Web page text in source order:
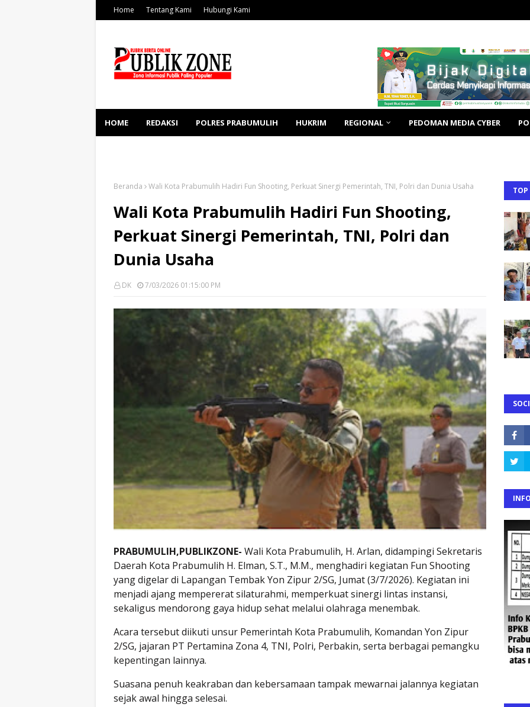
Home Tentang Kami Hubungi Kami
HOME REDAKSI POLRES PRABUMULIH HUKRIM REGIONAL PEDOMAN MEDIA CYBER
Beranda Wali Kota Prabumulih Hadiri Fun Shooting, Perkuat Sinergi Pemerintah, TNI, Polri dan Dunia Usaha
Wali Kota Prabumulih Hadiri Fun Shooting,
Perkuat Sinergi Pemerintah, TNI, Polri dan
Dunia Usaha
DK 7/03/2026 01:15:00 PM
PRABUMULIH,PUBLIKZONE- Wali Kota Prabumulih, H. Arlan, didampingi Sekretaris
Daerah Kota Prabumulih H. Elman, S.T., M.M., menghadiri kegiatan Fun Shooting
yang digelar di Lapangan Tembak Yon Zipur 2/SG, Jumat (3/7/2026). Kegiatan ini
menjadi ajang mempererat silaturahmi, memperkuat sinergi lintas instansi,
sekaligus mendorong gaya hidup sehat melalui olahraga menembak.
Acara tersebut diikuti unsur Pemerintah Kota Prabumulih, Komandan Yon Zipur
2/SG, jajaran PT Pertamina Zona 4, TNI, Polri, Perbakin, serta berbagai pemangku
kepentingan lainnya.
Suasana penuh keakraban dan kebersamaan tampak mewarnai jalannya kegiatan
sejak awal hingga selesai.